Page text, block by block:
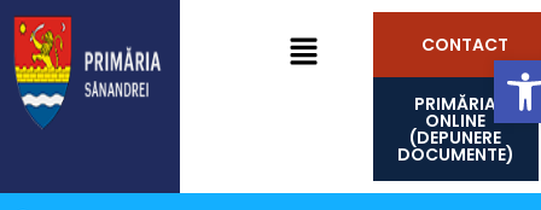
CONTACT
PRIMĂRIA
ONLINE
(DEPUNERE
DOCUMENTE)